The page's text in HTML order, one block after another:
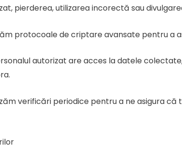
pierderea, utilizarea incorectă sau
protocoale de criptare avansate pentru a
autorizat are acces la datele
verificări periodice pentru a ne asigura